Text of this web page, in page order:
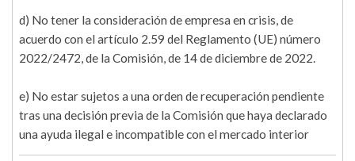
d) No tener la consideración de empresa en crisis, de
acuerdo con el artículo 2.59 del Reglamento (UE) número
2022/2472, de la Comisión, de 14 de diciembre de 2022.
e) No estar sujetos a una orden de recuperación pendiente
tras una decisión previa de la Comisión que haya declarado
una ayuda ilegal e incompatible con el mercado interior